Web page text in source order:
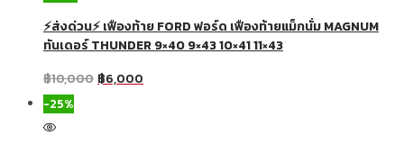
⚡ส่งด่วน⚡ เฟืองท้าย FORD ฟอร์ด เฟืองท้ายแม็กนั่ม MAGNUM
ทันเดอร์ THUNDER 9×40 9×43 10×41 11×43
฿10,000฿6,000
-25%